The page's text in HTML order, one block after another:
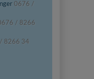
0676 /
/ 8266
8266 34